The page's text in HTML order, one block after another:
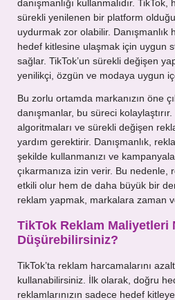
danışmanlığı kullanmalıdır.
sürekli yenilenen bir platform
uydurmak zor olabilir. Danışmanlık
hedef kitlesine ulaşmak için uygun
sağlar. TikTok’un sürekli değişen
yenilikçi, özgün ve modaya uygun
Bu zorlu ortamda markanızın öne
danışmanlar, bu süreci kolaylaştırır.
algoritmaları ve sürekli değişen
yardım gerektirir. Danışmanlık,
şekilde kullanmanızı ve
çıkarmanıza izin verir. Bu nedenle,
etkili olur hem de daha büyük bir
reklam yapmak, markalara zaman
TikTok Reklam Maliyetleri
Düşürebilirsiniz?
TikTok’ta reklam harcamalarını
kullanabilirsiniz. İlk olarak, doğru
reklamlarınızın sadece hedef